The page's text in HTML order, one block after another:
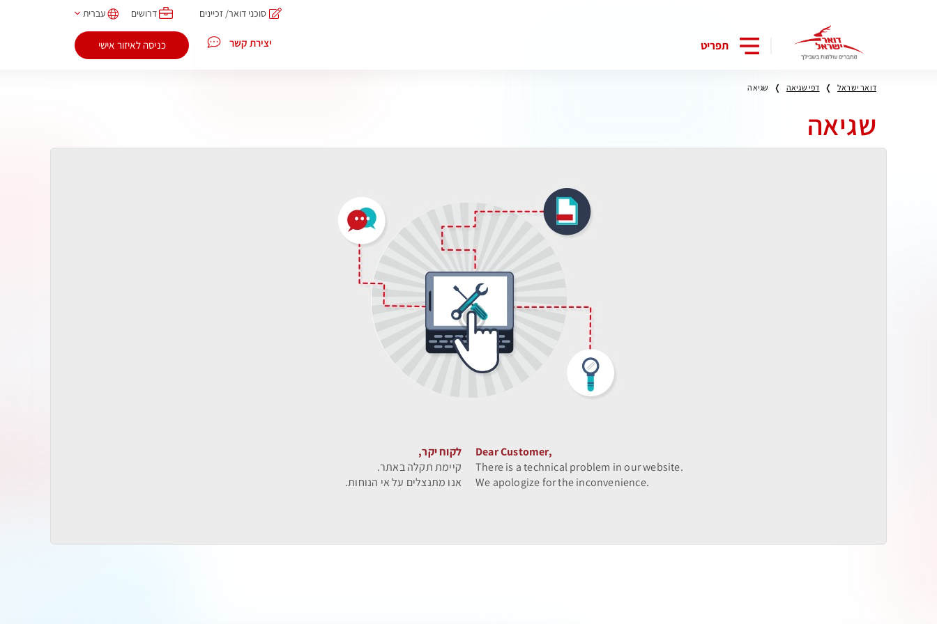
תפריט
סוכני דואר/ זכיינים דרושים עברית
יצירת קשר כניסה לאיזור אישי
דואר ישראל דפי שגיאה שגיאה
שגיאה
Dear Customer,
There is a technical problem in our website.
We apologize for the inconvenience.
לקוח יקר,
קיימת תקלה באתר.
אנו מתנצלים על אי הנוחות.